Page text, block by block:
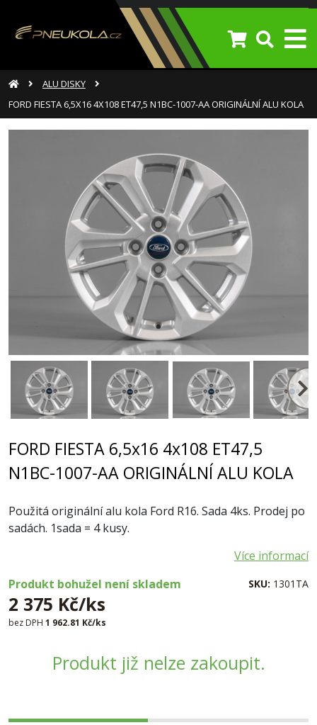
ALU DISKY
FORD FIESTA 6,5X16 4X108 ET47,5 N1BC-1007-AA ORIGINÁLNÍ ALU KOLA
FORD FIESTA 6,5x16 4x108 ET47,5
N1BC-1007-AA ORIGINÁLNÍ ALU KOLA
Použitá originální alu kola Ford R16. Sada 4ks. Prodej po
sadách. 1sada = 4 kusy.
Více informací
Produkt bohužel není skladem
SKU: 1301TA
2 375 Kč/ks
bez DPH 1 962.81 Kč/ks
Produkt již nelze zakoupit.